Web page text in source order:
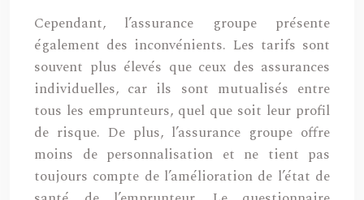
Cependant, l’assurance groupe présente
également des inconvénients. Les tarifs sont
souvent plus élevés que ceux des assurances
individuelles, car ils sont mutualisés entre
tous les emprunteurs, quel que soit leur profil
de risque. De plus, l’assurance groupe offre
moins de personnalisation et ne tient pas
toujours compte de l’amélioration de l’état de